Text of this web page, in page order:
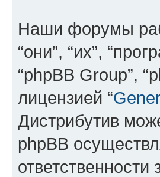
Наши форумы
“они”, “их”,
“phpBB Group”,
лицензией “
Дистрибутив
phpBB